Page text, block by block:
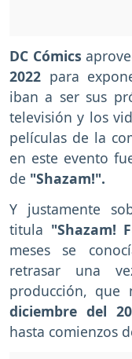
DC Cómics
2022 para
iban a ser sus
televisión y los
películas de la
en este evento
de "Shazam!".
Y justamente
titula "Shazam!
meses
se
retrasar una
producción,
diciembre del
hasta comienzos